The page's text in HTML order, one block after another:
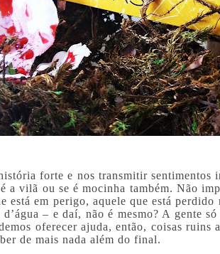
forte e nos transmitir sentimentos
a vilã ou se é mocinha também. Não
está em perigo, aquele que está
– e daí, não é mesmo? A gente
oferecer ajuda, então, coisas
de mais nada além do final.